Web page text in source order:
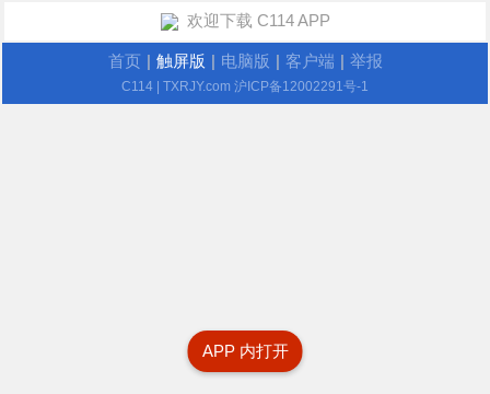
APP 内打开
欢迎下载 C114 APP
首页 触屏版 电脑版 客户端 举报
C114 | TXRJY.com 沪ICP备12002291号-1